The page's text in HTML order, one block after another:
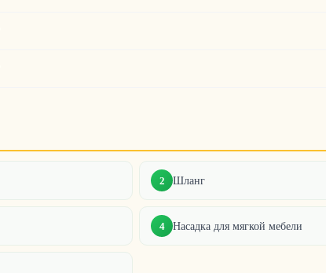
2 Шланг
4 Насадка для мягкой мебели